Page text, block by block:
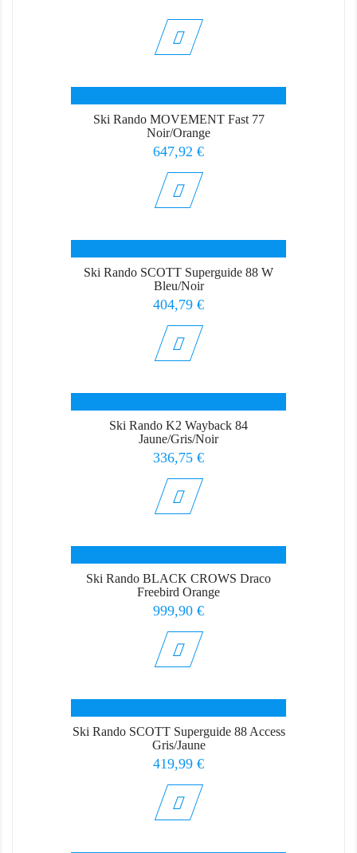
Ski Rando MOVEMENT Fast 77
Noir/Orange
Prix
647,92 €
Ski Rando SCOTT Superguide 88 W
Bleu/Noir
Prix
404,79 €
Ski Rando K2 Wayback 84
Jaune/Gris/Noir
Prix
336,75 €
Ski Rando BLACK CROWS Draco
Freebird Orange
Prix
999,90 €
Ski Rando SCOTT Superguide 88 Access
Gris/Jaune
Prix
419,99 €